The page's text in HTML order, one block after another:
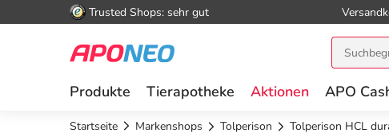
Trusted Shops: sehr gut
Produkte Tierapotheke Aktionen APO
Startseite Markenshops Tolperison Tolperison HCL